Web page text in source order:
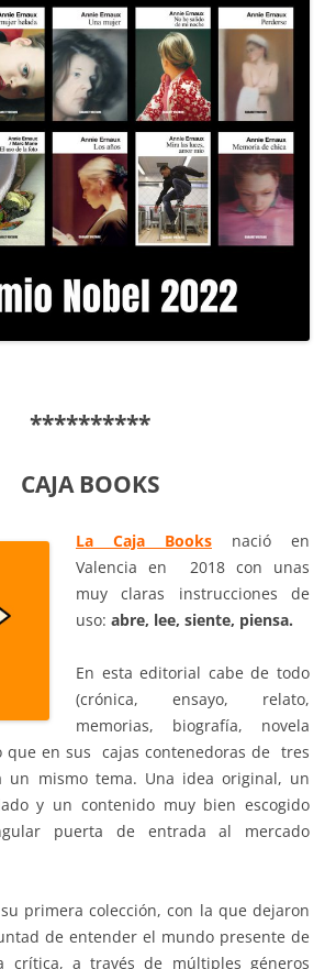
**********
CAJA BOOKS
La Caja Books nació en
Valencia en 2018 con unas
muy claras instrucciones de
uso: abre, lee, siente, piensa.
En esta editorial cabe de todo
(crónica, ensayo, relato,
memorias, biografía, novela
que en sus cajas contenedoras de tres
un mismo tema. Una idea original, un
y un contenido muy bien escogido
puerta de entrada al mercado
primera colección, con la que dejaron
de entender el mundo presente de
crítica, a través de múltiples géneros